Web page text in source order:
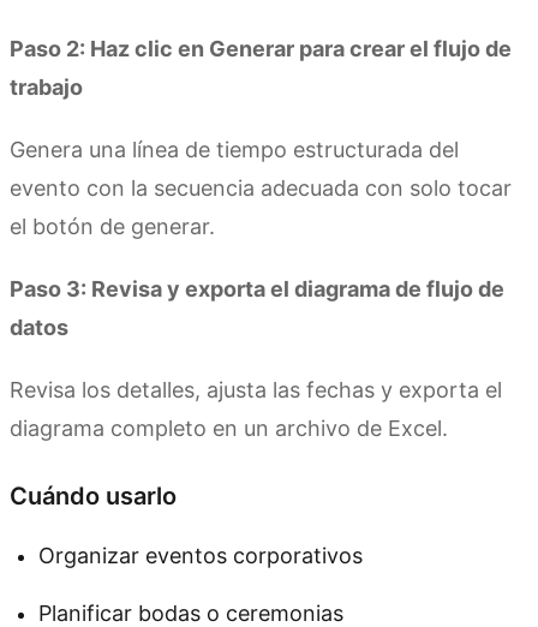
Paso 2: Haz clic en Generar para crear el flujo de
trabajo
Genera una línea de tiempo estructurada del
evento con la secuencia adecuada con solo tocar
el botón de generar.
Paso 3: Revisa y exporta el diagrama de flujo de
datos
Revisa los detalles, ajusta las fechas y exporta el
diagrama completo en un archivo de Excel.
Cuándo usarlo
Organizar eventos corporativos
Planificar bodas o ceremonias